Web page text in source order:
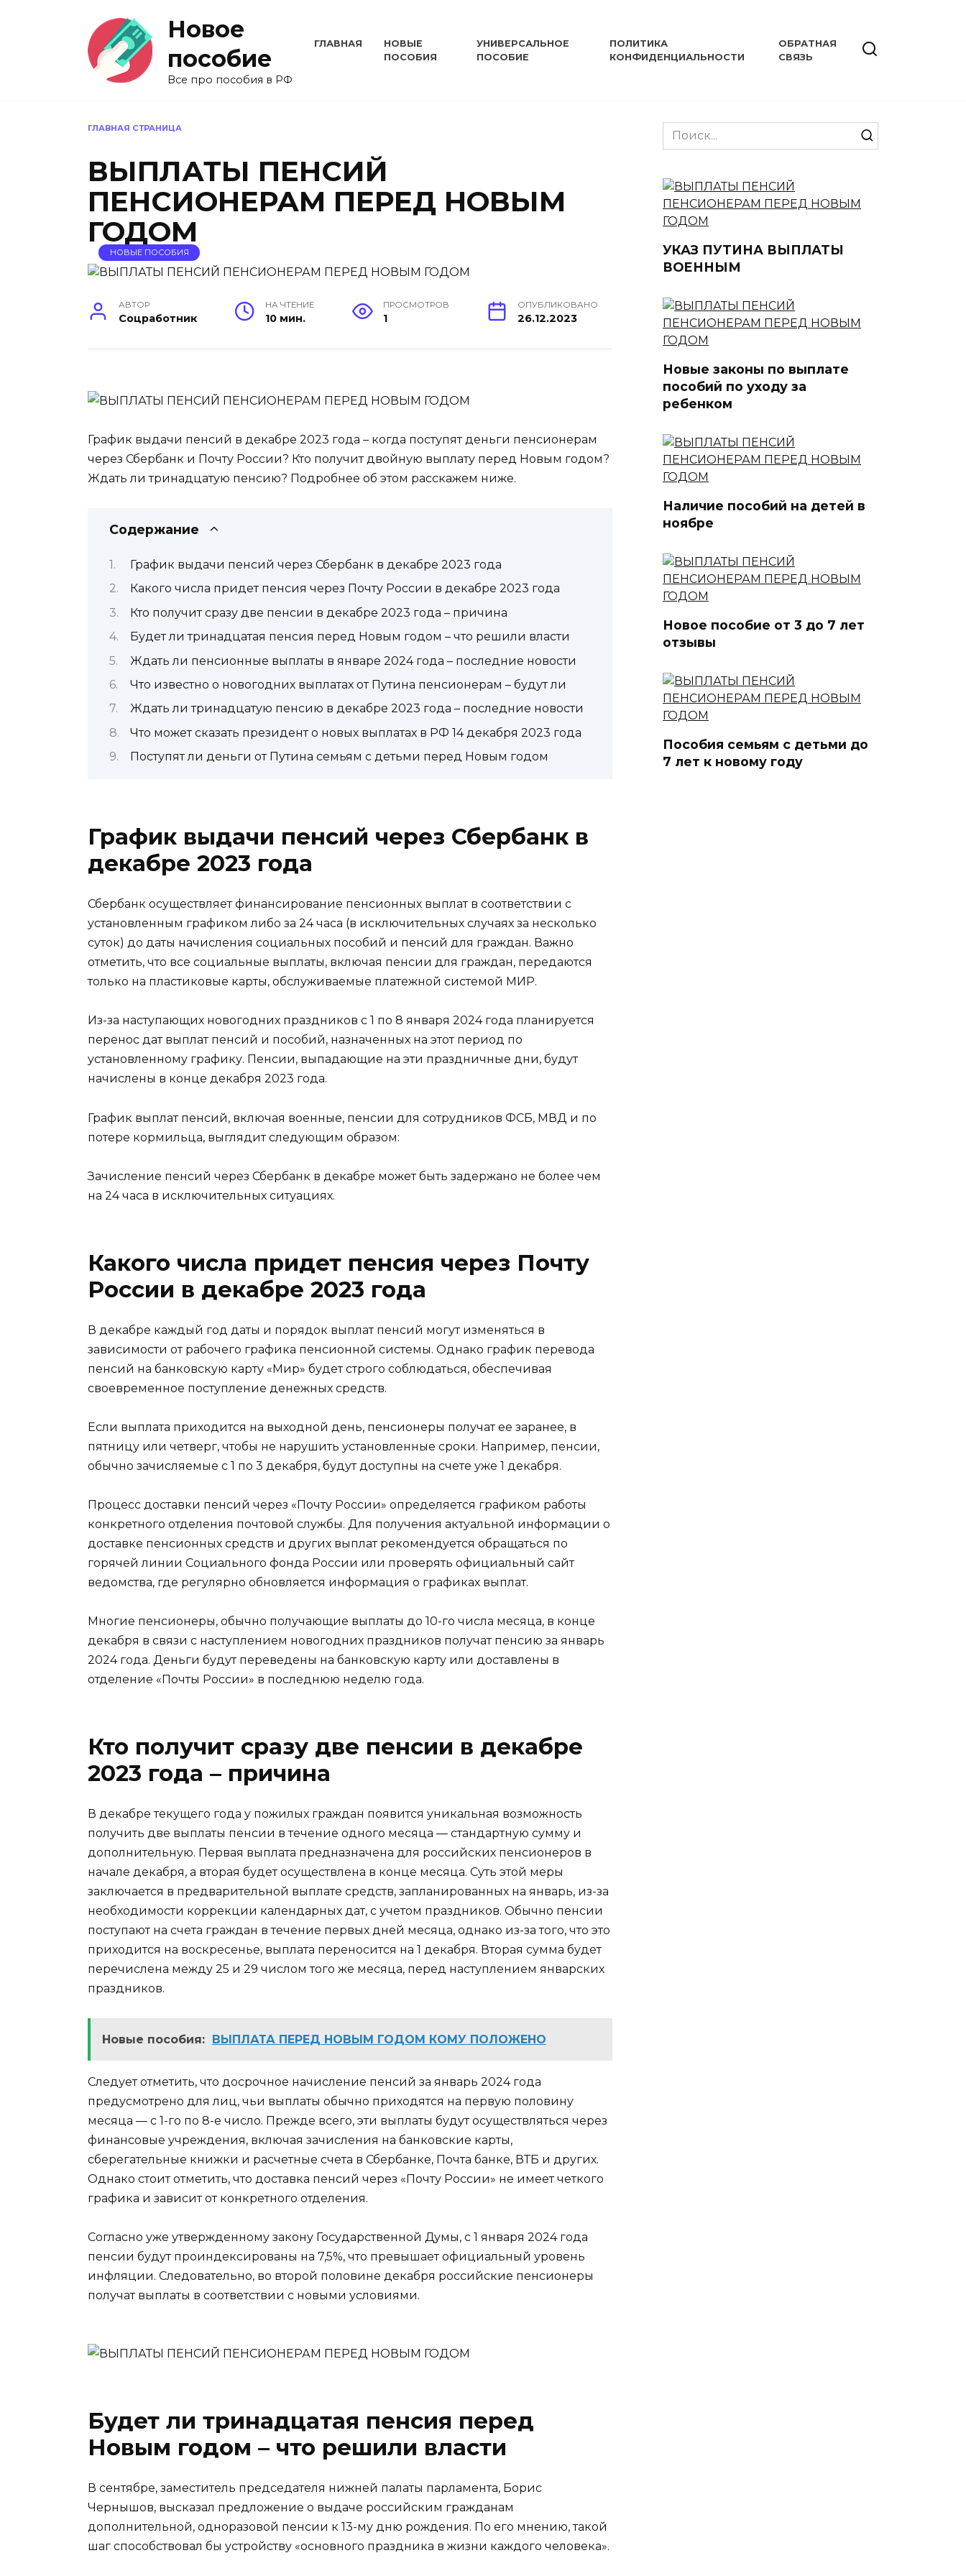
Новое
пособие
Все про пособия в РФ
ГЛАВНАЯ
НОВЫЕ
ПОСОБИЯ
УНИВЕРСАЛЬНОЕ
ПОСОБИЕ
ПОЛИТИКА
КОНФИДЕНЦИАЛЬНОСТИ
ОБРАТНАЯ
СВЯЗЬ
ГЛАВНАЯ СТРАНИЦА
ВЫПЛАТЫ ПЕНСИЙ
ПЕНСИОНЕРАМ ПЕРЕД НОВЫМ
ГОДОМ
НОВЫЕ ПОСОБИЯ
АВТОР
Соцработник
НА ЧТЕНИЕ
10 мин.
ПРОСМОТРОВ
1
ОПУБЛИКОВАНО
26.12.2023
График выдачи пенсий в декабре 2023 года – когда поступят деньги пенсионерам
через Сбербанк и Почту России? Кто получит двойную выплату перед Новым годом?
Ждать ли тринадцатую пенсию? Подробнее об этом расскажем ниже.
Содержание
График выдачи пенсий через Сбербанк в декабре 2023 года
Какого числа придет пенсия через Почту России в декабре 2023 года
Кто получит сразу две пенсии в декабре 2023 года – причина
Будет ли тринадцатая пенсия перед Новым годом – что решили власти
Ждать ли пенсионные выплаты в январе 2024 года – последние новости
Что известно о новогодних выплатах от Путина пенсионерам – будут ли
Ждать ли тринадцатую пенсию в декабре 2023 года – последние новости
Что может сказать президент о новых выплатах в РФ 14 декабря 2023 года
Поступят ли деньги от Путина семьям с детьми перед Новым годом
График выдачи пенсий через Сбербанк в
декабре 2023 года
Сбербанк осуществляет финансирование пенсионных выплат в соответствии с
установленным графиком либо за 24 часа (в исключительных случаях за несколько
суток) до даты начисления социальных пособий и пенсий для граждан. Важно
отметить, что все социальные выплаты, включая пенсии для граждан, передаются
только на пластиковые карты, обслуживаемые платежной системой МИР.
Из-за наступающих новогодних праздников с 1 по 8 января 2024 года планируется
перенос дат выплат пенсий и пособий, назначенных на этот период по
установленному графику. Пенсии, выпадающие на эти праздничные дни, будут
начислены в конце декабря 2023 года.
График выплат пенсий, включая военные, пенсии для сотрудников ФСБ, МВД и по
потере кормильца, выглядит следующим образом:
Зачисление пенсий через Сбербанк в декабре может быть задержано не более чем
на 24 часа в исключительных ситуациях.
Какого числа придет пенсия через Почту
России в декабре 2023 года
В декабре каждый год даты и порядок выплат пенсий могут изменяться в
зависимости от рабочего графика пенсионной системы. Однако график перевода
пенсий на банковскую карту «Мир» будет строго соблюдаться, обеспечивая
своевременное поступление денежных средств.
Если выплата приходится на выходной день, пенсионеры получат ее заранее, в
пятницу или четверг, чтобы не нарушить установленные сроки. Например, пенсии,
обычно зачисляемые с 1 по 3 декабря, будут доступны на счете уже 1 декабря.
Процесс доставки пенсий через «Почту России» определяется графиком работы
конкретного отделения почтовой службы. Для получения актуальной информации о
доставке пенсионных средств и других выплат рекомендуется обращаться по
горячей линии Социального фонда России или проверять официальный сайт
ведомства, где регулярно обновляется информация о графиках выплат.
Многие пенсионеры, обычно получающие выплаты до 10-го числа месяца, в конце
декабря в связи с наступлением новогодних праздников получат пенсию за январь
2024 года. Деньги будут переведены на банковскую карту или доставлены в
отделение «Почты России» в последнюю неделю года.
Кто получит сразу две пенсии в декабре
2023 года – причина
В декабре текущего года у пожилых граждан появится уникальная возможность
получить две выплаты пенсии в течение одного месяца — стандартную сумму и
дополнительную. Первая выплата предназначена для российских пенсионеров в
начале декабря, а вторая будет осуществлена в конце месяца. Суть этой меры
заключается в предварительной выплате средств, запланированных на январь, из-за
необходимости коррекции календарных дат, с учетом праздников. Обычно пенсии
поступают на счета граждан в течение первых дней месяца, однако из-за того, что это
приходится на воскресенье, выплата переносится на 1 декабря. Вторая сумма будет
перечислена между 25 и 29 числом того же месяца, перед наступлением январских
праздников.
Новые пособия: ВЫПЛАТА ПЕРЕД НОВЫМ ГОДОМ КОМУ ПОЛОЖЕНО
Следует отметить, что досрочное начисление пенсий за январь 2024 года
предусмотрено для лиц, чьи выплаты обычно приходятся на первую половину
месяца — с 1-го по 8-е число. Прежде всего, эти выплаты будут осуществляться через
финансовые учреждения, включая зачисления на банковские карты,
сберегательные книжки и расчетные счета в Сбербанке, Почта банке, ВТБ и других.
Однако стоит отметить, что доставка пенсий через «Почту России» не имеет четкого
графика и зависит от конкретного отделения.
Согласно уже утвержденному закону Государственной Думы, с 1 января 2024 года
пенсии будут проиндексированы на 7,5%, что превышает официальный уровень
инфляции. Следовательно, во второй половине декабря российские пенсионеры
получат выплаты в соответствии с новыми условиями.
Будет ли тринадцатая пенсия перед
Новым годом – что решили власти
В сентябре, заместитель председателя нижней палаты парламента, Борис
Чернышов, высказал предложение о выдаче российским гражданам
дополнительной, одноразовой пенсии к 13-му дню рождения. По его мнению, такой
шаг способствовал бы устройству «основного праздника в жизни каждого человека».
Search
for:
УКАЗ ПУТИНА ВЫПЛАТЫ
ВОЕННЫМ
Новые законы по выплате
пособий по уходу за
ребенком
Наличие пособий на детей в
ноябре
Новое пособие от 3 до 7 лет
отзывы
Пособия семьям с детьми до
7 лет к новому году